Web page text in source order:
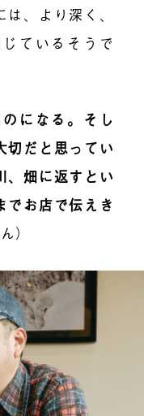
、より深く、
ているそうで
になる。そし
切だと思ってい
、畑に返すとい
でお店で伝えき
）